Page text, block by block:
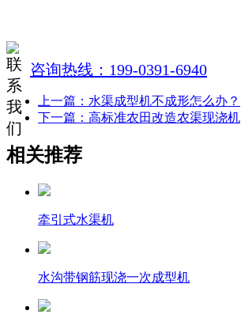
咨询热线：199-0391-6940
上一篇：水渠成型机不成形怎么办？
下一篇：高标准农田改造农渠现浇机
相关推荐
牵引式水渠机
水沟带钢筋现浇一次成型机